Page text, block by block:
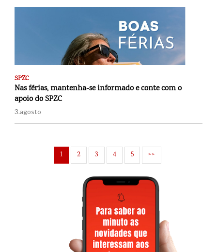
SPZC
Nas férias, mantenha-se informado e conte com o
apoio do SPZC
3.agosto
1 2 3 4 5 >>